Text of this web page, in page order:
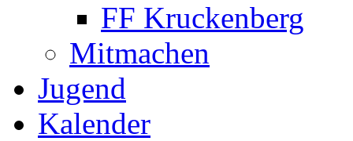
FF Kruckenberg
Mitmachen
Jugend
Kalender